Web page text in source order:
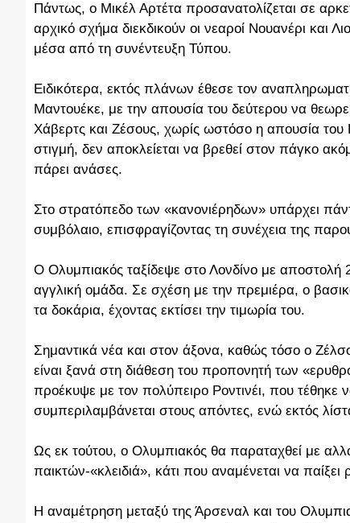
Πάντως, ο Μικέλ Αρτέτα προσανατολίζεται σε
αρχικό σχήμα διεκδικούν οι νεαροί Νουανέρι και
μέσα από τη συνέντευξη Τύπου.
Ειδικότερα, εκτός πλάνων έθεσε τον
Μαντουέκε, με την απουσία του δεύτερου να
Χάβερτς και Ζέσους, χωρίς ωστόσο η απουσία του
στιγμή, δεν αποκλείεται να βρεθεί στον πάγκο
πάρει ανάσες.
Στο στρατόπεδο των «κανονιέρηδων» υπάρχει
συμβόλαιο, επισφραγίζοντας τη συνέχεια της
Ο Ολυμπιακός ταξίδεψε στο Λονδίνο με αποστολή
αγγλική ομάδα. Σε σχέση με την πρεμιέρα, ο
τα δοκάρια, έχοντας εκτίσει την τιμωρία του.
Σημαντικά νέα και στον άξονα, καθώς τόσο ο
είναι ξανά στη διάθεση του προπονητή των
προέκυψε με τον πολύπειρο Ροντινέι, που
συμπεριλαμβάνεται στους απόντες, ενώ εκτός
Ως εκ τούτου, ο Ολυμπιακός θα παραταχθεί με
παικτών-«κλειδιά», κάτι που αναμένεται να
Η αναμέτρηση μεταξύ της Άρσεναλ και του